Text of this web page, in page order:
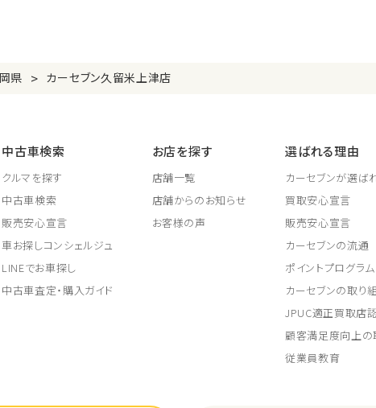
県 > カーセブン久留米上津店
中古車検索
クルマを探す
中古車検索
販売安心宣言
車お探しコンシェルジュ
LINEでお車探し
中古車査定・購入ガイド
お店を探す
店舗一覧
店舗からのお知らせ
お客様の声
選ばれる理由
カーセブンが選ば
買取安心宣言
販売安心宣言
カーセブンの流通
ポイントプログラム
カーセブンの取り
JPUC適正買取店
顧客満足度向上の
従業員教育